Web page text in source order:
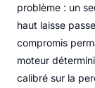
problème : un
haut laisse
compromis
moteur
calibré sur la